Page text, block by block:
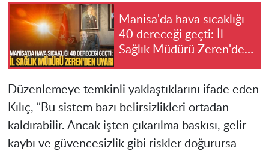
Manisa'da hava sıcaklığı
40 dereceği geçti: İl
Sağlık Müdürü Zeren'den
Düzenlemeye temkinli yaklaştıklarını ifade eden
Kılıç, “Bu sistem bazı belirsizlikleri ortadan
kaldırabilir. Ancak işten çıkarılma baskısı, gelir
kaybı ve güvencesizlik gibi riskler doğurursa